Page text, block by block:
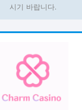
시기 바랍니다.